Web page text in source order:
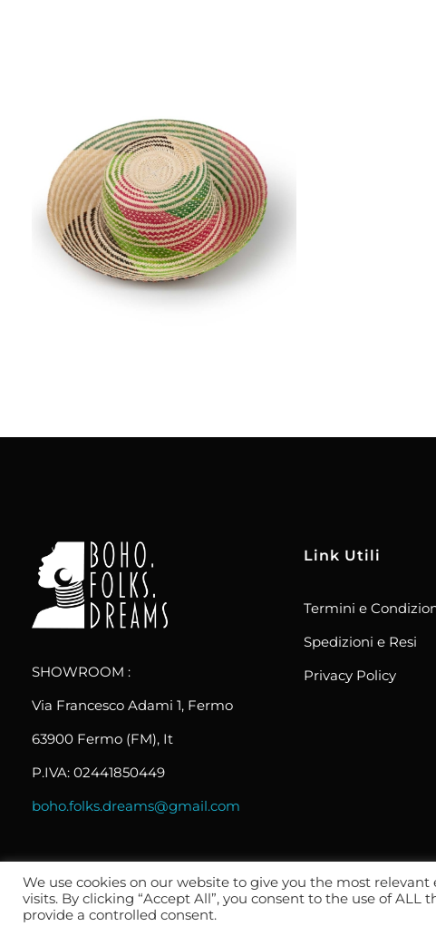
€58.00
SHOWROOM :
Via Francesco Adami 1, Fermo
63900 Fermo (FM), It
P.IVA: 02441850449
boho.folks.dreams@gmail.com
Link Utili
Termini e
Spedizioni e Resi
Privacy Policy
2024 _ Tutti i diritti riservati _ © Wemadeit Studio
We use cookies on our website to give you the most
visits. By clicking “Accept All”, you consent to the use of
provide a controlled consent.